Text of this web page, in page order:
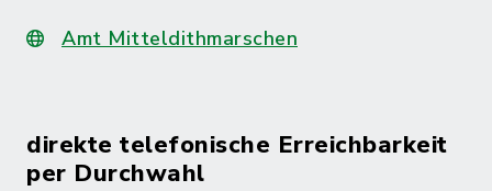
Amt Mitteldithmarschen
direkte telefonische Erreichbarkeit
per Durchwahl